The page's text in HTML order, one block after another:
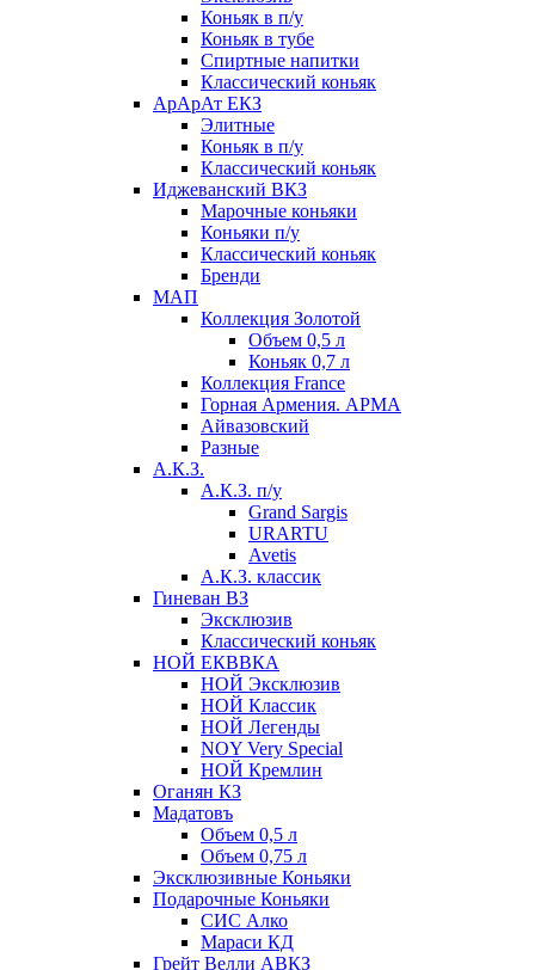
Коньяк в п/у
Коньяк в тубе
Спиртные напитки
Классический коньяк
АрАрАт ЕКЗ
Элитные
Коньяк в п/у
Классический коньяк
Иджеванский ВКЗ
Марочные коньяки
Коньяки п/у
Классический коньяк
Бренди
МАП
Коллекция Золотой
Объем 0,5 л
Коньяк 0,7 л
Коллекция France
Горная Армения. АРМА
Айвазовский
Разные
А.К.З.
А.К.З. п/у
Grand Sargis
URARTU
Avetis
А.К.З. классик
Гиневан ВЗ
Эксклюзив
Классический коньяк
НОЙ ЕКВВКА
НОЙ Эксклюзив
НОЙ Классик
НОЙ Легенды
NOY Very Speсial
НОЙ Кремлин
Оганян КЗ
Мадатовъ
Объем 0,5 л
Объем 0,75 л
Эксклюзивные Коньяки
Подарочные Коньяки
СИС Алко
Мараси КД
Грейт Велли АВКЗ